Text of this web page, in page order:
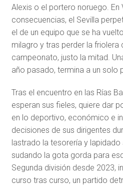
Alexis o el portero noruego. En
consecuencias, el Sevilla
el de un equipo que se ha
milagro y tras perder la friolera
campeonato, justo la mitad.
año pasado, termina a un solo
Tras el encuentro en las Rías
esperan sus fieles, quiere dar
en lo deportivo, económico e
decisiones de sus dirigentes
lastrado la tesorería y lapidado
sudando la gota gorda para
Segunda división desde 2023,
curso tras curso, un partido